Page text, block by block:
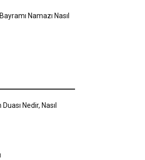
Namazı Nasıl
Nedir, Nasıl